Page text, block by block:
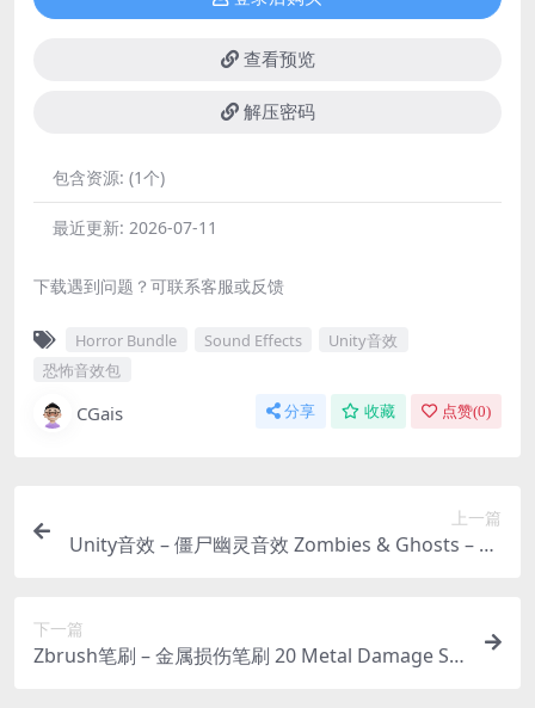
查看预览
解压密码
包含资源: (1个)
最近更新: 2026-07-11
下载遇到问题？可联系客服或反馈
Horror Bundle Sound Effects
Unity音效
恐怖音效包
CGais 分享 收藏 点赞(0)
上一篇
Unity音效 – 僵尸幽灵音效 Zombies & Ghosts – So
下一篇
Zbrush笔刷 – 金属损伤笔刷 20 Metal Damage St